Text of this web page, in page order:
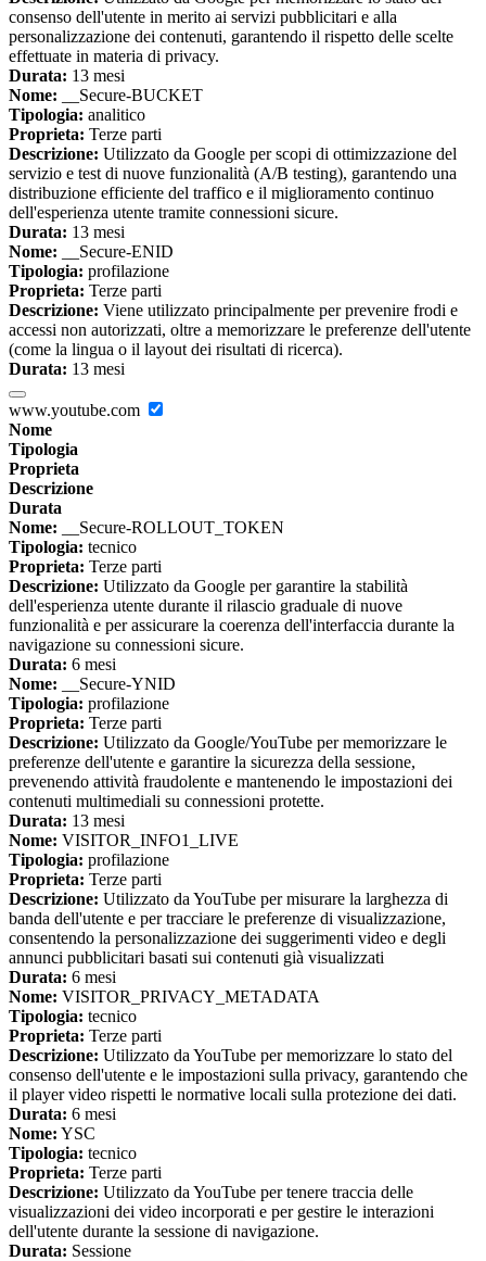
consenso dell'utente in merito ai servizi pubblicitari e alla
personalizzazione dei contenuti, garantendo il rispetto delle scelte
effettuate in materia di privacy.
Durata: 13 mesi
Nome: __Secure-BUCKET
Tipologia: analitico
Proprieta: Terze parti
Descrizione: Utilizzato da Google per scopi di ottimizzazione del
servizio e test di nuove funzionalità (A/B testing), garantendo una
distribuzione efficiente del traffico e il miglioramento continuo
dell'esperienza utente tramite connessioni sicure.
Durata: 13 mesi
Nome: __Secure-ENID
Tipologia: profilazione
Proprieta: Terze parti
Descrizione: Viene utilizzato principalmente per prevenire frodi e
accessi non autorizzati, oltre a memorizzare le preferenze dell'utente
(come la lingua o il layout dei risultati di ricerca).
Durata: 13 mesi
www.youtube.com
Nome
Tipologia
Proprieta
Descrizione
Durata
Nome: __Secure-ROLLOUT_TOKEN
Tipologia: tecnico
Proprieta: Terze parti
Descrizione: Utilizzato da Google per garantire la stabilità
dell'esperienza utente durante il rilascio graduale di nuove
funzionalità e per assicurare la coerenza dell'interfaccia durante la
navigazione su connessioni sicure.
Durata: 6 mesi
Nome: __Secure-YNID
Tipologia: profilazione
Proprieta: Terze parti
Descrizione: Utilizzato da Google/YouTube per memorizzare le
preferenze dell'utente e garantire la sicurezza della sessione,
prevenendo attività fraudolente e mantenendo le impostazioni dei
contenuti multimediali su connessioni protette.
Durata: 13 mesi
Nome: VISITOR_INFO1_LIVE
Tipologia: profilazione
Proprieta: Terze parti
Descrizione: Utilizzato da YouTube per misurare la larghezza di
banda dell'utente e per tracciare le preferenze di visualizzazione,
consentendo la personalizzazione dei suggerimenti video e degli
annunci pubblicitari basati sui contenuti già visualizzati
Durata: 6 mesi
Nome: VISITOR_PRIVACY_METADATA
Tipologia: tecnico
Proprieta: Terze parti
Descrizione: Utilizzato da YouTube per memorizzare lo stato del
consenso dell'utente e le impostazioni sulla privacy, garantendo che
il player video rispetti le normative locali sulla protezione dei dati.
Durata: 6 mesi
Nome: YSC
Tipologia: tecnico
Proprieta: Terze parti
Descrizione: Utilizzato da YouTube per tenere traccia delle
visualizzazioni dei video incorporati e per gestire le interazioni
dell'utente durante la sessione di navigazione.
Durata: Sessione